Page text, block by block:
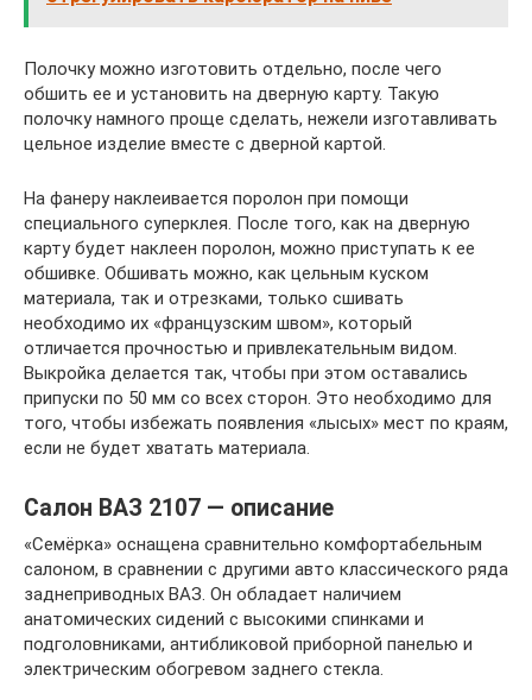
Полочку можно изготовить отдельно, после чего
обшить ее и установить на дверную карту. Такую
полочку намного проще сделать, нежели изготавливать
цельное изделие вместе с дверной картой.
На фанеру наклеивается поролон при помощи
специального суперклея. После того, как на дверную
карту будет наклеен поролон, можно приступать к ее
обшивке. Обшивать можно, как цельным куском
материала, так и отрезками, только сшивать
необходимо их «французским швом», который
отличается прочностью и привлекательным видом.
Выкройка делается так, чтобы при этом оставались
припуски по 50 мм со всех сторон. Это необходимо для
того, чтобы избежать появления «лысых» мест по краям,
если не будет хватать материала.
Салон ВАЗ 2107 — описание
«Семёрка» оснащена сравнительно комфортабельным
салоном, в сравнении с другими авто классического ряда
заднеприводных ВАЗ. Он обладает наличием
анатомических сидений с высокими спинками и
подголовниками, антибликовой приборной панелью и
электрическим обогревом заднего стекла.